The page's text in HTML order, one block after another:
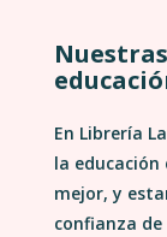
En Librería
la
mejor, y
confianza